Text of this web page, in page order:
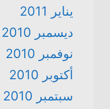
يناير 2011
ديسمبر 2010
نوفمبر 2010
أكتوبر 2010
سبتمبر 2010